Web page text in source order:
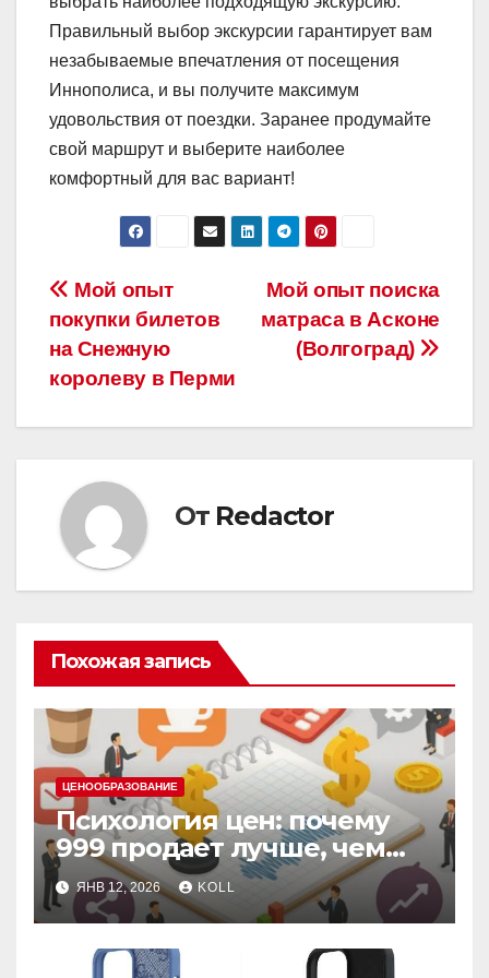
Правильный выбор экскурсии гарантирует вам
незабываемые впечатления от посещения
Иннополиса, и вы получите максимум
удовольствия от поездки. Заранее продумайте
свой маршрут и выберите наиболее
комфортный для вас вариант!
Навигация
по
записям
Мой опыт поиска
матраса в Асконе
(Волгоград)
Мой опыт
покупки билетов
на Снежную
королеву в Перми
От Redactor
Похожая запись
ЦЕНООБРАЗОВАНИЕ
Психология цен: почему
999 продает лучше, чем
1000, даже в кризис
ЯНВ 12, 2026 KOLL